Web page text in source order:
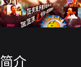
简介